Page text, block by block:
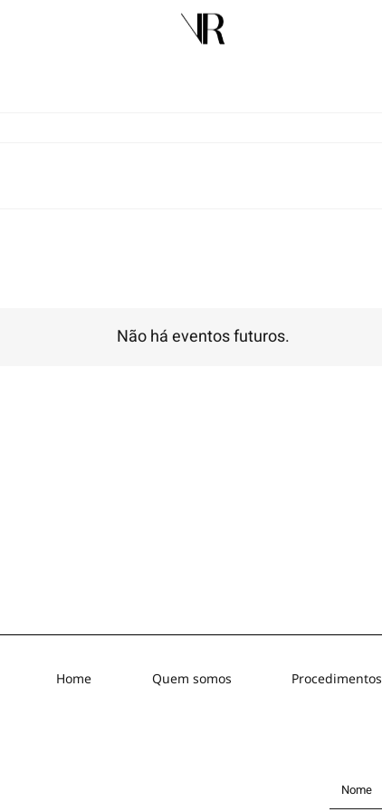
Notice
Não há eventos futuros.
Home Quem somos Procedimentos